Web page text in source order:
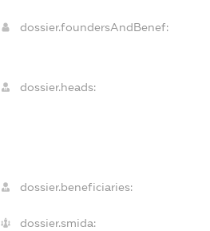
dossier.foundersAndBenef:
dossier.heads:
dossier.beneficiaries:
dossier.smida: